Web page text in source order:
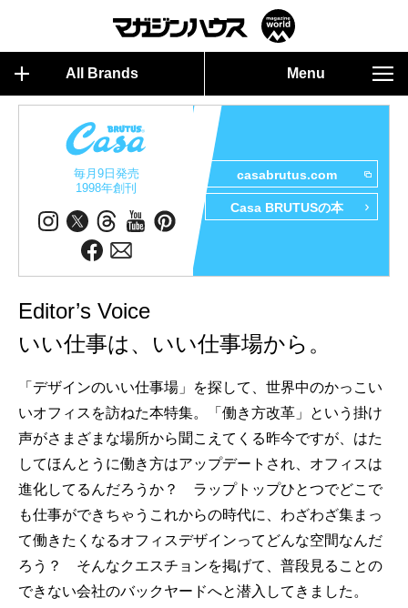
All Brands Menu
毎月9日発売
1998年創刊
casabrutus.com
Casa BRUTUSの本
Editor’s Voice
いい仕事は、いい仕事場から。
「デザインのいい仕事場」を探して、世界中のかっこい
いオフィスを訪ねた本特集。「働き方改革」という掛け
声がさまざまな場所から聞こえてくる昨今ですが、はた
してほんとうに働き方はアップデートされ、オフィスは
進化してるんだろうか？ ラップトップひとつでどこで
も仕事ができちゃうこれからの時代に、わざわざ集まっ
て働きたくなるオフィスデザインってどんな空間なんだ
ろう？ そんなクエスチョンを掲げて、普段見ることの
できない会社のバックヤードへと潜入してきました。